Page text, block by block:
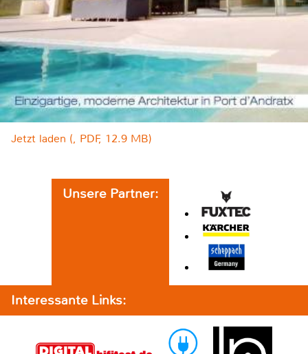
Jetzt laden (, PDF, 12.9 MB)
Unsere Partner:
Interessante Links: